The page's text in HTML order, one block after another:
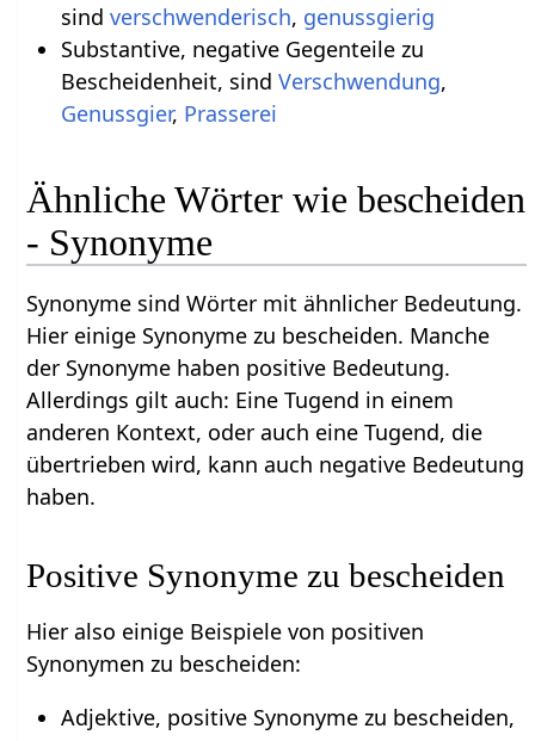
sind verschwenderisch, genussgierig
Substantive, negative Gegenteile zu
Bescheidenheit, sind Verschwendung,
Genussgier, Prasserei
Ähnliche Wörter wie bescheiden
- Synonyme
Synonyme sind Wörter mit ähnlicher Bedeutung.
Hier einige Synonyme zu bescheiden. Manche
der Synonyme haben positive Bedeutung.
Allerdings gilt auch: Eine Tugend in einem
anderen Kontext, oder auch eine Tugend, die
übertrieben wird, kann auch negative Bedeutung
haben.
Positive Synonyme zu bescheiden
Hier also einige Beispiele von positiven
Synonymen zu bescheiden:
Adjektive, positive Synonyme zu bescheiden,